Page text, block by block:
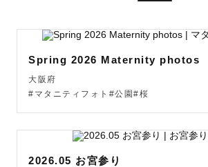
当日のご案内は全てお任せください！
事前にLINEでも丁寧にお話しします。
人らしい自然体な写真を目指してお撮り
Spring 2026 Maternity photos
大阪府
#マタニティフォト#公園#桜
2026.05 お宮参り